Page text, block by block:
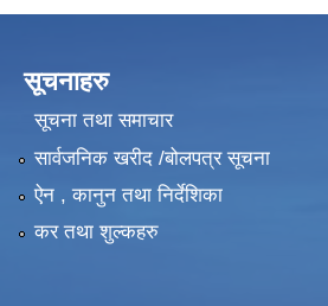
सूचनाहरु
सूचना तथा समाचार
सार्वजनिक खरीद /बोलपत्र सूचना
ऐन , कानुन तथा निर्देशिका
कर तथा शुल्कहरु